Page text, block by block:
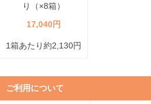
り（×8箱）
17,040円
1箱あたり約2,130円
ご利用について